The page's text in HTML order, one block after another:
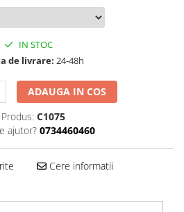
DC/DC
IN STOC
de livrare: 24-48h
ADAUGA IN COS
C1075
ajutor? 0734460460
Cere informatii